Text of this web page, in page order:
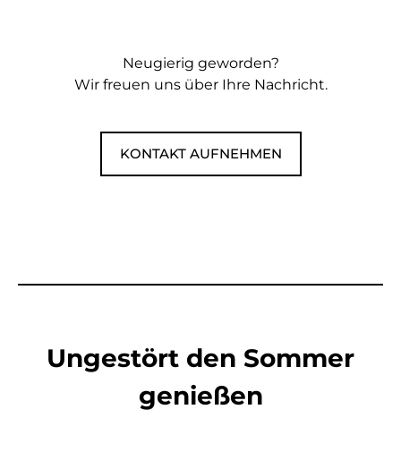
Neugierig geworden?
Wir freuen uns über Ihre Nachricht.
KONTAKT AUFNEHMEN
Ungestört den Sommer
genießen